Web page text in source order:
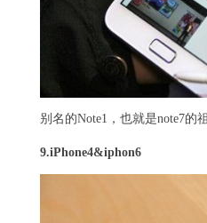
别名的Note1，也就是note7的
9.iPhone4&iphon6